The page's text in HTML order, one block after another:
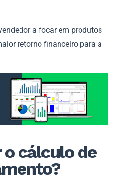
a focar em produtos
retorno financeiro para a
o cálculo de